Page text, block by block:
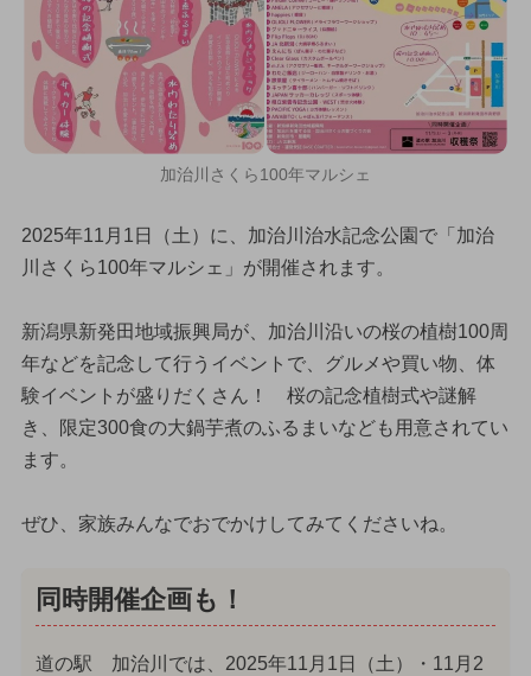
加治川さくら100年マルシェ
2025年11月1日（土）に、加治川治水記念公園で「加治
川さくら100年マルシェ」が開催されます。
新潟県新発田地域振興局が、加治川沿いの桜の植樹100周
年などを記念して行うイベントで、グルメや買い物、体
験イベントが盛りだくさん！ 桜の記念植樹式や謎解
き、限定300食の大鍋芋煮のふるまいなども用意されてい
ます。
ぜひ、家族みんなでおでかけしてみてくださいね。
同時開催企画も！
道の駅 加治川では、2025年11月1日（土）・11月2